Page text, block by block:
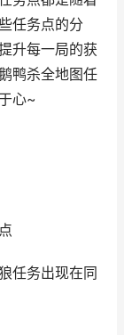
任务点的分
升每一局的获
鸭杀全地图任
心~
任务出现在同